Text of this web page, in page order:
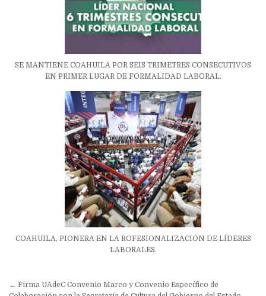
SE MANTIENE COAHUILA POR SEIS TRIMETRES CONSECUTIVOS
EN PRIMER LUGAR DE FORMALIDAD LABORAL.
COAHUILA, PIONERA EN LA ROFESIONALIZACIÓN DE LÍDERES
LABORALES.
Navegación
← Firma UAdeC Convenio Marco y Convenio Específico de